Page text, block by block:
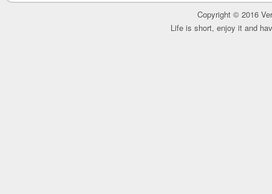
Copyright © 2016
Life is short, enjoy it and